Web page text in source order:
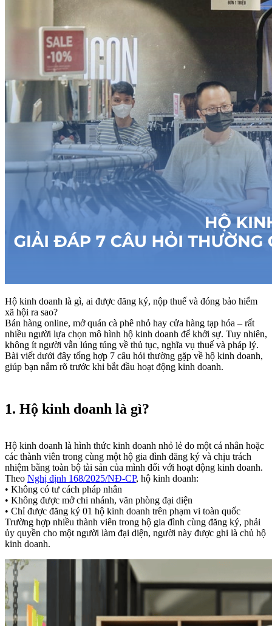
Hộ kinh doanh là gì, ai được đăng ký, nộp thuế và đóng bảo hiểm
xã hội ra sao?
Bán hàng online, mở quán cà phê nhỏ hay cửa hàng tạp hóa – rất
nhiều người lựa chọn mô hình hộ kinh doanh để khởi sự. Tuy nhiên,
không ít người vẫn lúng túng về thủ tục, nghĩa vụ thuế và pháp lý.
Bài viết dưới đây tổng hợp 7 câu hỏi thường gặp về hộ kinh doanh,
giúp bạn nắm rõ trước khi bắt đầu hoạt động kinh doanh.
1. Hộ kinh doanh là gì?
Hộ kinh doanh là hình thức kinh doanh nhỏ lẻ do một cá nhân hoặc
các thành viên trong cùng một hộ gia đình đăng ký và chịu trách
nhiệm bằng toàn bộ tài sản của mình đối với hoạt động kinh doanh.
Theo Nghị định 168/2025/NĐ-CP, hộ kinh doanh:
• Không có tư cách pháp nhân
• Không được mở chi nhánh, văn phòng đại diện
• Chỉ được đăng ký 01 hộ kinh doanh trên phạm vi toàn quốc
Trường hợp nhiều thành viên trong hộ gia đình cùng đăng ký, phải
ủy quyền cho một người làm đại diện, người này được ghi là chủ hộ
kinh doanh.